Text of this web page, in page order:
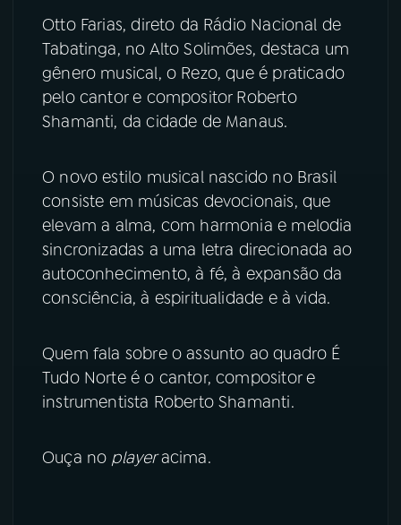
07ÚLTIMAS
08FESTIVAL DE MÚSICA
YouTube Facebook
Instagram X
TikTok
Otto Farias, direto da Rádio Nacional de
Tabatinga, no Alto Solimões, destaca um
gênero musical, o Rezo, que é praticado
pelo cantor e compositor Roberto
Shamanti, da cidade de Manaus.
O novo estilo musical nascido no Brasil
consiste em músicas devocionais, que
elevam a alma, com harmonia e melodia
sincronizadas a uma letra direcionada ao
autoconhecimento, à fé, à expansão da
consciência, à espiritualidade e à vida.
Quem fala sobre o assunto ao quadro É
Tudo Norte é o cantor, compositor e
instrumentista Roberto Shamanti.
Ouça no playeracima.